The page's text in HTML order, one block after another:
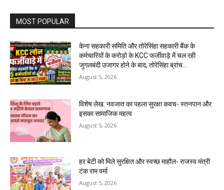
MOST POPULAR
केना सहकारी समिति और तोरेसिंहा सहकारी बैंक के
कर्मचारियों के करोड़ो के KCC फर्जीवाड़े में चल रही
जुगलबंदी उजागर होने के बाद, तोरेसिंहा ब्रांच...
August 5, 2026
विशेष लेख: नवजात का पहला सुरक्षा कवच- स्तनपान और
इसका सामाजिक महत्व
August 5, 2026
हर बेटी को मिले सुरक्षित और स्वच्छ माहौल- राजस्व मंत्री
टंक राम वर्मा
August 5, 2026